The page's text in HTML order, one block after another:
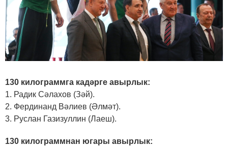
130 килограммга кадәрге авырлык:
1. Радик Сәлахов (Зәй).
2. Фердинанд Вәлиев (Әлмәт).
3. Руслан Газизуллин (Лаеш).
130 килограммнан югары авырлык: